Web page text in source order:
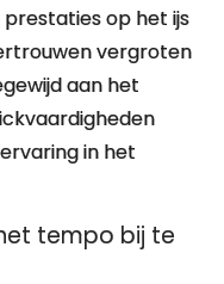
op het ijs
vergroten
aan het
in het
tempo bij te